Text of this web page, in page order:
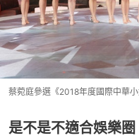
蔡菀庭參選《2018年度國際中華
是不是不適合娛樂圈